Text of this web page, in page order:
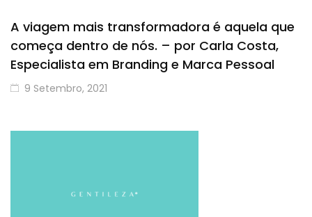
A viagem mais transformadora é aquela que
começa dentro de nós. – por Carla Costa,
Especialista em Branding e Marca Pessoal
9 Setembro, 2021